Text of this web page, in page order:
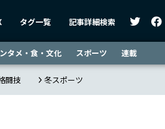
タグ一覧 記事詳細検索
タメ・食・文化 スポーツ 連載
闘技 冬スポーツ